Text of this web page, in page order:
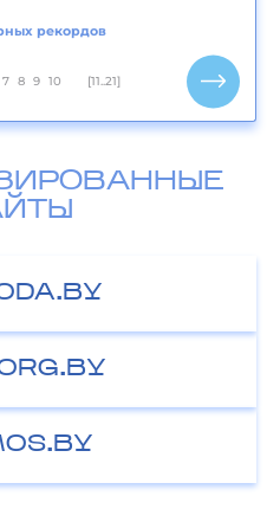
рекордов
7 8 9 10 [11..21]